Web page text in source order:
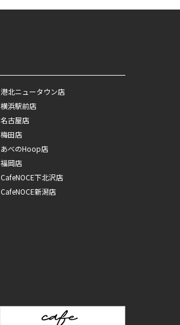
港北ニュータウン店
横浜駅前店
名古屋店
梅田店
あべのHoop店
福岡店
CafeNOCE下北沢店
CafeNOCE新潟店